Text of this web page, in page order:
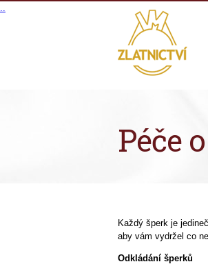
Péče
Každý šperk je
aby vám vydržel co
Odkládání šperků
..